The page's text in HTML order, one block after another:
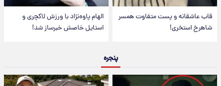
قاب عاشقانه و پست متفاوت همسر
شاهرخ استخری!
الهام پاوه‌نژاد با ورزش لاکچری و
استایل خاصش خبرساز شد!
پنجره